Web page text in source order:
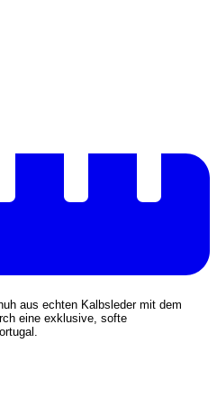
aus echten Kalbsleder mit dem
eine exklusive, softe